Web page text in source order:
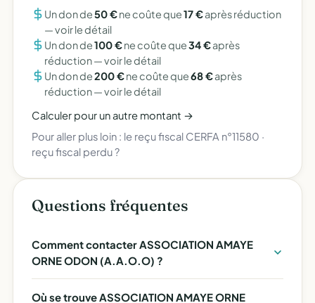
Un don de50 €ne coûte que17 €après réduction
—voir le détail
Un don de100 €ne coûte que34 €après
réduction —voir le détail
Un don de200 €ne coûte que68 €après
réduction —voir le détail
Calculer pour un autre montant →
Pour aller plus loin : le reçu fiscal CERFA n°11580 ·
reçu fiscal perdu ?
Questions fréquentes
Comment contacter ASSOCIATION AMAYE
ORNE ODON (A.A.O.O) ?
Où se trouve ASSOCIATION AMAYE ORNE